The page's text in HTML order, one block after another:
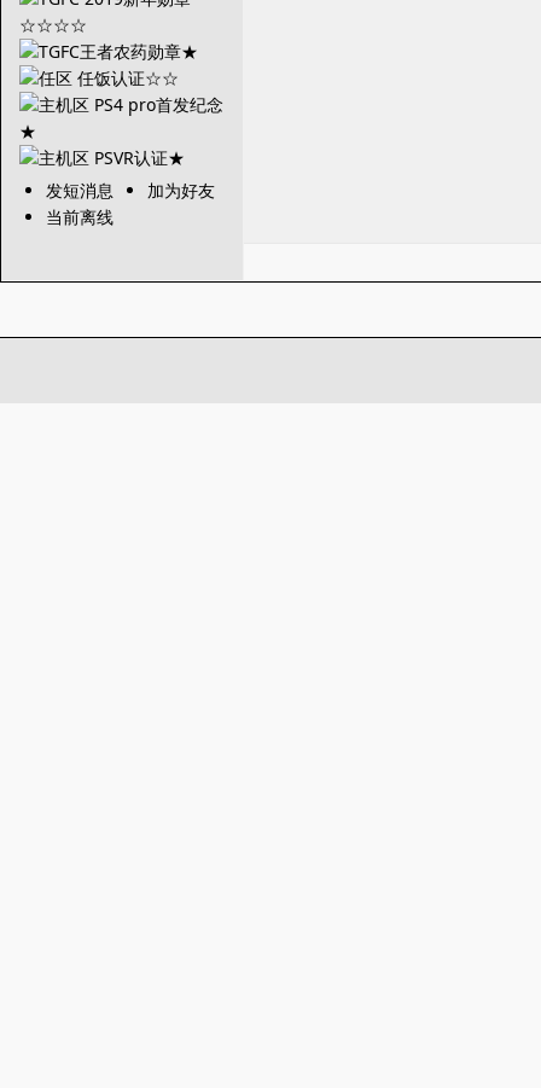
发短消息
加为好友
当前离线